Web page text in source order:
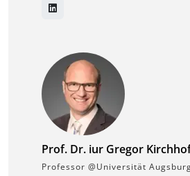
Prof. Dr. iur Gregor
Professor @Universität